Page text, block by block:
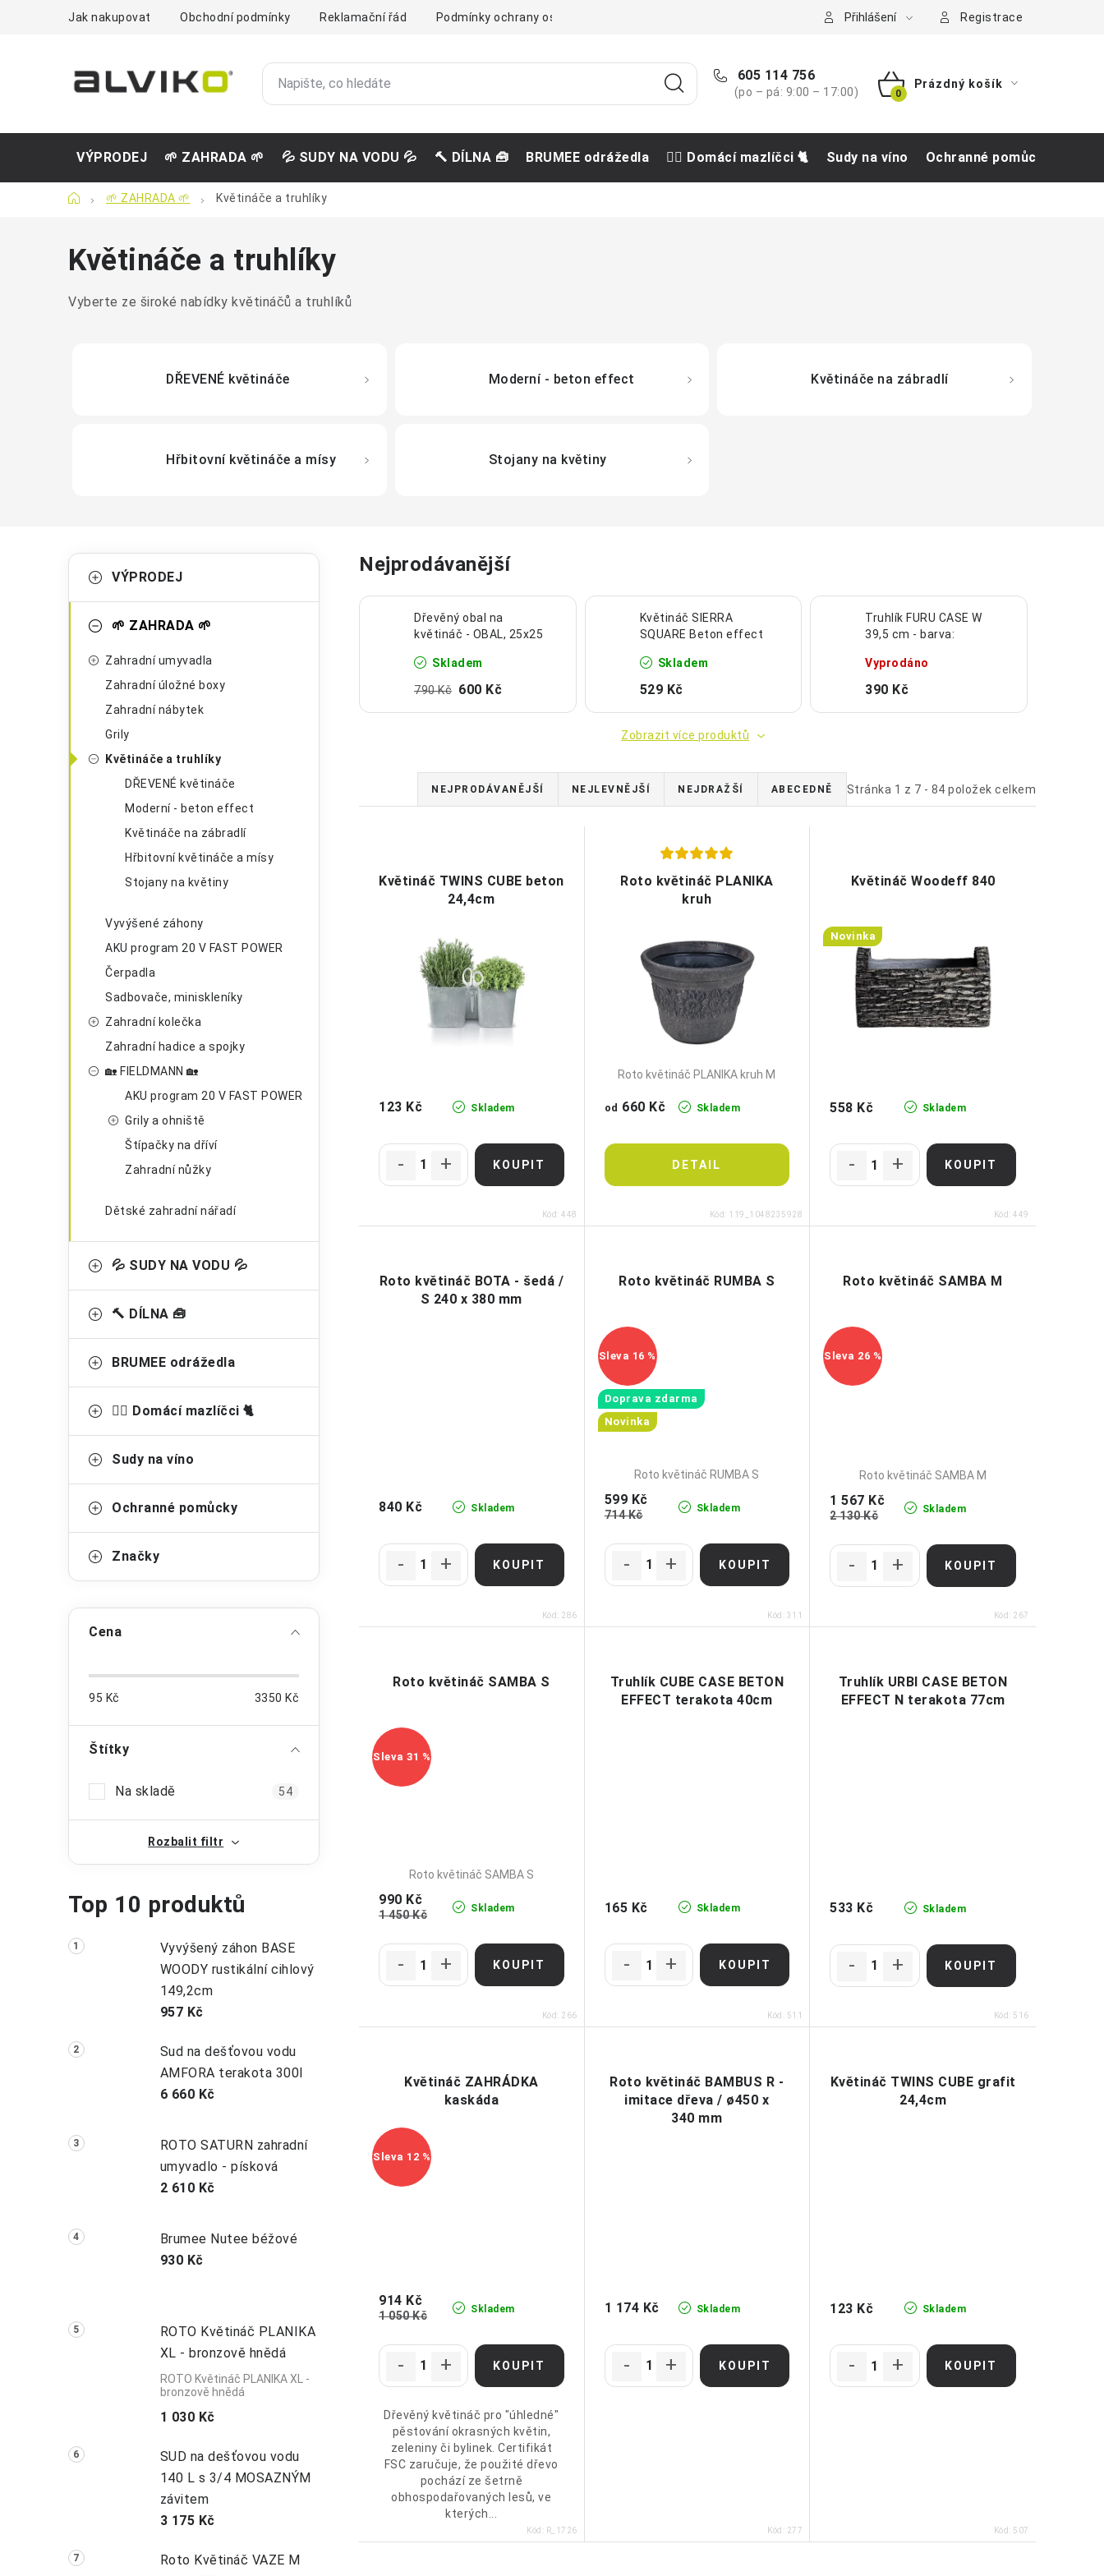
Jak nakupovat Obchodní podmínky Reklamační řád Podmínky ochrany osobních údajů Přihlášení Registrace
605 114 756
(po – pá: 9:00 – 17:00)
NÁKUPNÍ
Prázdný košík
VÝPRODEJ 🌱 ZAHRADA 🌱 💦 SUDY NA VODU 💦 🔨 DÍLNA 🧰 BRUMEE odrážedla 🐕‍🦺 Domácí mazlíčci 🐈 Sudy na víno Ochranné pomůcky
Domů🌱 ZAHRADA 🌱 Květináče a truhlíky
Květináče a truhlíky
Vyberte ze široké nabídky květináčů a truhlíků
DŘEVENÉ květináče Moderní - beton effect Květináče na zábradlí
Hřbitovní květináče a mísy Stojany na květiny
P
o
n
Přeskočit
kategorie
K
i
VÝPRODEJ
🌱 ZAHRADA 🌱
Zahradní umyvadla
Zahradní úložné boxy
Zahradní nábytek
Grily
Květináče a truhlíky
DŘEVENÉ květináče
Moderní - beton effect
Květináče na zábradlí
Hřbitovní květináče a mísy
Stojany na květiny
Vyvýšené záhony
AKU program 20 V FAST POWER
Čerpadla
Sadbovače, miniskleníky
Zahradní kolečka
Zahradní hadice a spojky
🏡 FIELDMANN 🏡
AKU program 20 V FAST POWER
Grily a ohniště
Štípačky na dříví
Zahradní nůžky
Dětské zahradní nářadí
💦 SUDY NA VODU 💦
🔨 DÍLNA 🧰
BRUMEE odrážedla
🐕‍🦺 Domácí mazlíčci 🐈
Sudy na víno
Ochranné pomůcky
Značky
Cena
95 Kč 3350 Kč
Štítky
Na skladě 54
Rozbalit filtr
Top 10 produktů
Vyvýšený záhon BASE
WOODY rustikální cihlový
149,2cm
957 Kč
Sud na dešťovou vodu
AMFORA terakota 300l
6 660 Kč
ROTO SATURN zahradní
umyvadlo - písková
2 610 Kč
Brumee Nutee béžové
930 Kč
ROTO Květináč PLANIKA
XL - bronzově hnědá
ROTO Květináč PLANIKA XL -
bronzově hnědá
1 030 Kč
SUD na dešťovou vodu
140 L s 3/4 MOSAZNÝM
závitem
3 175 Kč
Roto Květináč VAZE M
Nejprodávanější
Dřevěný obal na
květináč - OBAL, 25x25
Skladem
790 Kč 600 Kč
Květináč SIERRA
SQUARE Beton effect
Skladem
529 Kč
Truhlík FURU CASE W
39,5 cm - barva:
Vyprodáno
390 Kč
Zobrazit více produktů
Stránka 1 z 7 - 84 položek celkem
Ř
e
p
o
u
t
ů
NEJPRODÁVANĚJŠÍ NEJLEVNĚJŠÍ NEJDRAŽŠÍ ABECEDNĚ
ů
Květináč TWINS CUBE beton
24,4cm
Skladem
123 Kč
Kód:448
Roto květináč PLANIKA
kruh
Roto květináč PLANIKA kruh M
Skladem
od 660 Kč
Kód: 119_1048235928
Květináč Woodeff 840
Novinka
Skladem
558 Kč
Kód:449
Roto květináč BOTA - šedá /
S 240 x 380 mm
Skladem
840 Kč
Kód: 286
Roto květináč RUMBA S
16 %
Doprava zdarma
Novinka
Roto květináč RUMBA S
Skladem
599 Kč
714 Kč
Kód: 311
Roto květináč SAMBA M
26 %
Roto květináč SAMBA M
Skladem
1 567 Kč
2 130 Kč
Kód: 267
Roto květináč SAMBA S
31 %
Roto květináč SAMBA S
Skladem
990 Kč
1 450 Kč
Kód: 266
Truhlík CUBE CASE BETON
EFFECT terakota 40cm
Skladem
165 Kč
Kód: 511
Truhlík URBI CASE BETON
EFFECT N terakota 77cm
Skladem
533 Kč
Kód: 516
Květináč ZAHRÁDKA
kaskáda
12 %
Skladem
914 Kč
1 050 Kč
Dřevěný květináč pro "úhledné"
pěstování okrasných květin,
zeleniny či bylinek. Certifikát
FSC zaručuje, že použité dřevo
pochází ze šetrně
obhospodařovaných lesů, ve
kterých...
Kód: R_1726
Roto květináč BAMBUS R -
imitace dřeva / ø450 x
340 mm
Skladem
1 174 Kč
Kód: 277
Květináč TWINS CUBE grafit
24,4cm
Skladem
123 Kč
Kód: 507